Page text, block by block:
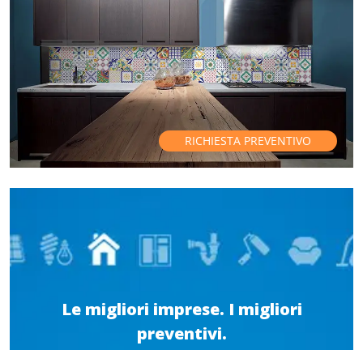
RICHIESTA PREVENTIVO
Le migliori imprese. I migliori
preventivi.